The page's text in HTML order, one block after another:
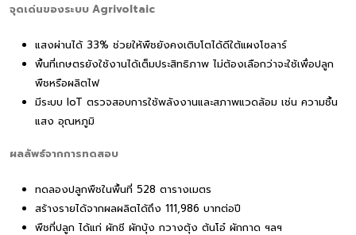
จุดเด่นของระบบ Agrivoltaic
แสงผ่านได้ 33% ช่วยให้พืชยังคงเติบโตได้ดีใต้แผงโซลาร์
พื้นที่เกษตรยังใช้งานได้เต็มประสิทธิภาพ ไม่ต้องเลือกว่าจะใช้เพื่อปลูก
พืชหรือผลิตไฟ
มีระบบ IoT ตรวจสอบการใช้พลังงานและสภาพแวดล้อม เช่น ความชื้น
แสง อุณหภูมิ
ผลลัพธ์จากการทดสอบ
ทดลองปลูกพืชในพื้นที่ 528 ตารางเมตร
สร้างรายได้จากผลผลิตได้ถึง 111,986 บาทต่อปี
พืชที่ปลูก ได้แก่ ผักชี ผักบุ้ง กวางตุ้ง ต้นโอ๋ ผักกาด ฯลฯ